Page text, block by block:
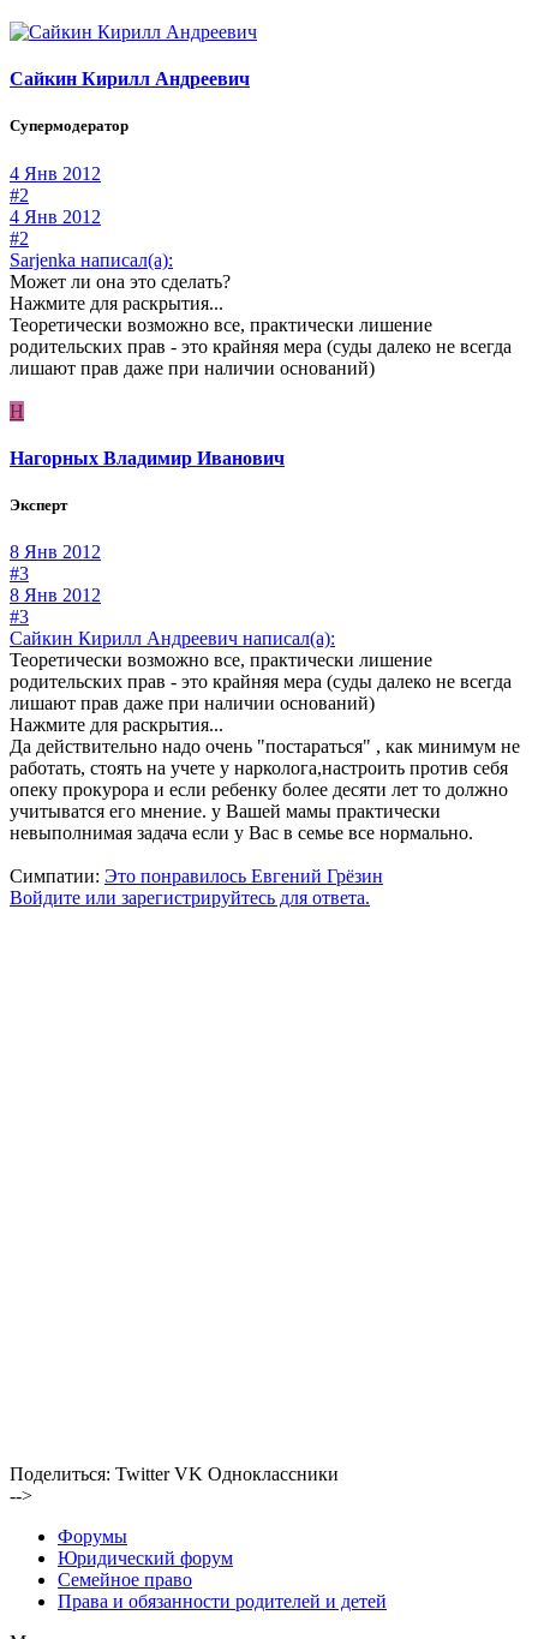
Сайкин Кирилл Андреевич
Супермодератор
4 Янв 2012
#2
4 Янв 2012
#2
Sarjenka написал(а):
Может ли она это сделать?
Нажмите для раскрытия...
Теоретически возможно все, практически лишение
родительских прав - это крайняя мера (суды далеко не всегда
лишают прав даже при наличии оснований)
Н
Нагорных Владимир Иванович
Эксперт
8 Янв 2012
#3
8 Янв 2012
#3
Сайкин Кирилл Андреевич написал(а):
Теоретически возможно все, практически лишение
родительских прав - это крайняя мера (суды далеко не всегда
лишают прав даже при наличии оснований)
Нажмите для раскрытия...
Да действительно надо очень "постараться" , как минимум не
работать, стоять на учете у нарколога,настроить против себя
опеку прокурора и если ребенку более десяти лет то должно
учитыватся его мнение. у Вашей мамы практически
невыполнимая задача если у Вас в семье все нормально.
Симпатии: Это понравилось Евгений Грёзин
Войдите или зарегистрируйтесь для ответа.
Поделиться: Twitter VK Одноклассники
-->
Форумы
Юридический форум
Семейное право
Права и обязанности родителей и детей